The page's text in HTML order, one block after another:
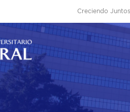
Creciendo Juntos